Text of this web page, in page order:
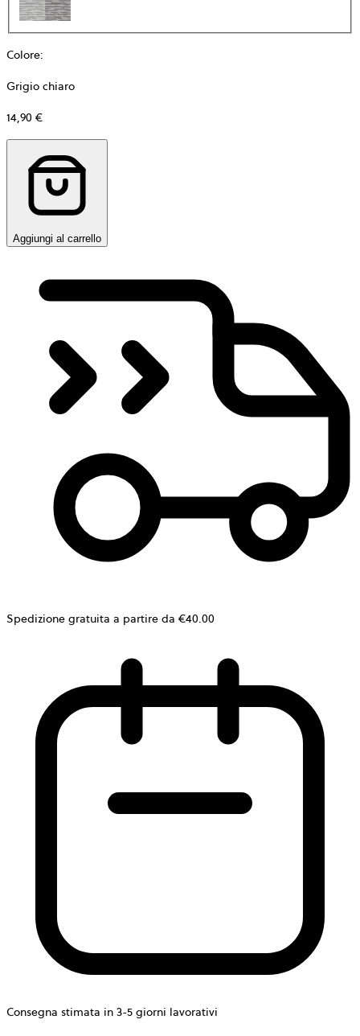
Colore:
Grigio chiaro
14,90 €
Aggiungi al carrello
Spedizione gratuita a partire da €40.00
Consegna stimata in 3-5 giorni lavorativi